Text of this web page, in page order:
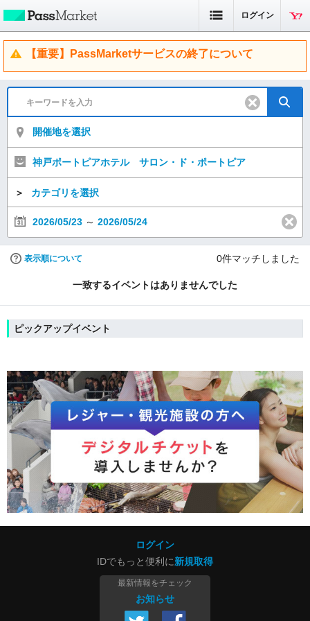
ログイン
【重要】PassMarketサービスの終了について
開催地を選択
神戸ポートピアホテル サロン・ド・ポートピア
＞ カテゴリを選択
2026/05/23 ～ 2026/05/24
表示順について 0件マッチしました
一致するイベントはありませんでした
ピックアップイベント
ログイン
IDでもっと便利に新規取得
最新情報をチェック
お知らせ